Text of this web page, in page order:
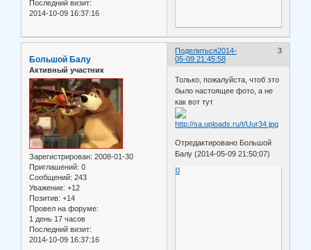
Последний визит:
2014-10-09 16:37:16
Поделиться 3
2014-
05-09 21:45:58
Большой Балу
Активный участник
Зарегистрирован: 2008-01-30
Приглашений: 0
Сообщений: 243
Уважение: +12
Позитив: +14
Провел на форуме:
1 день 17 часов
Последний визит:
2014-10-09 16:37:16
Только, пожалуйста, чтоб это
было настоящее фото, а не
как вот тут
Отредактировано Большой
Балу (2014-05-09 21:50:07)
0